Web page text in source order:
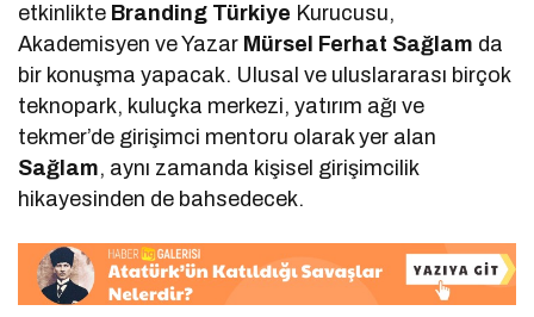
etkinlikte Branding Türkiye Kurucusu,
Akademisyen ve Yazar Mürsel Ferhat Sağlam da
bir konuşma yapacak. Ulusal ve uluslararası birçok
teknopark, kuluçka merkezi, yatırım ağı ve
tekmer’de girişimci mentoru olarak yer alan
Sağlam, aynı zamanda kişisel girişimcilik
hikayesinden de bahsedecek.